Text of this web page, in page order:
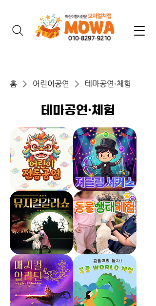
홈 어린이공연 테마공연·체험
테마공연·체험
어
린
전
통
공
연
서
커
스
저
글
링
뮤
지
컬
갈
라
쇼
동
물
체
험